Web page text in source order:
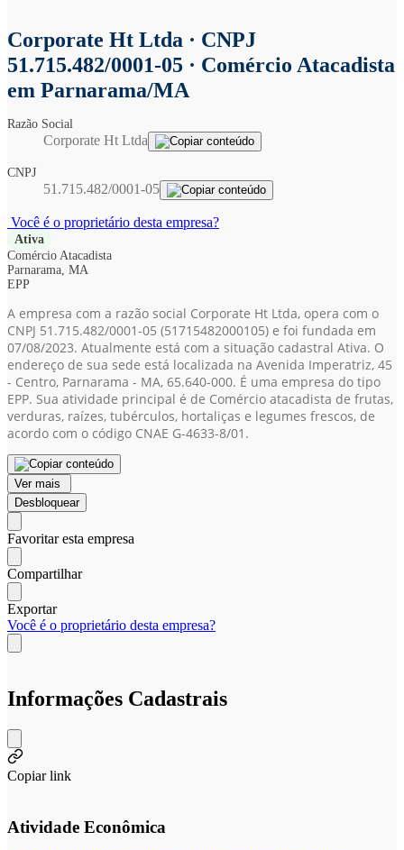
Corporate Ht Ltda · CNPJ
51.715.482/0001-05 · Comércio Atacadista
em Parnarama/MA
Razão Social
Corporate Ht Ltda
CNPJ
51.715.482/0001-05
Você é o proprietário desta empresa?
Ativa
Comércio Atacadista
Parnarama, MA
EPP
A empresa com a razão social Corporate Ht Ltda, opera com o
CNPJ 51.715.482/0001-05 (51715482000105) e foi fundada em
07/08/2023. Atualmente está com a situação cadastral Ativa. O
endereço de sua sede está localizada na Avenida Imperatriz, 45
- Centro, Parnarama - MA, 65.640-000. É uma empresa do tipo
EPP. Sua atividade principal é de Comércio atacadista de frutas,
verduras, raízes, tubérculos, hortaliças e legumes frescos, de
acordo com o código CNAE G-4633-8/01.
Ver mais
Desbloquear
Favoritar esta empresa
Compartilhar
Exportar
Você é o proprietário desta empresa?
Informações Cadastrais
Copiar link
Atividade Econômica